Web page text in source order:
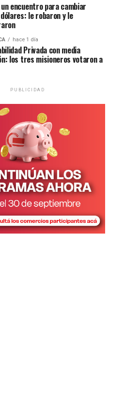
encuentro para cambiar
le robaron y le
hace 1 día
Privada con media
los tres misioneros votaron a
PUBLICIDAD